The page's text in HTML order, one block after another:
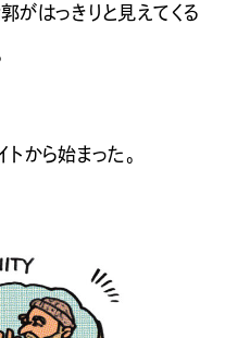
がはっきりと見えてくる
から始まった。